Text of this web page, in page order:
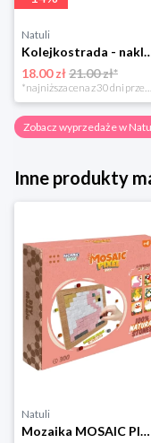
Natuli
Kolejkostrada -
18.00 zł21.00 zł*
*najniższa cena z 30 dni przed obniżką
Zobacz wyprzedaże w
Inne produkty
Natuli
Mozaika MOSAIC PIXEL Ptaki Mosaicbox